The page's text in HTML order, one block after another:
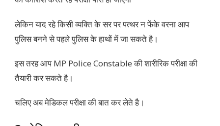
लेकिन याद रहे किसी व्यक्ति के सर पर पत्थर न फेंके वरना आप
पुलिस बनने से पहले पुलिस के हाथों में जा सकते है।
इस तरह आप MP Police Constable की शारीरिक परीक्षा की
तैयारी कर सकते है।
चलिए अब मेडिकल परीक्षा की बात कर लेते है।